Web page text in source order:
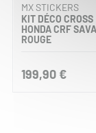
MX STICKERS
KIT DÉCO CROSS
HONDA CRF
ROUGE
199,90 €